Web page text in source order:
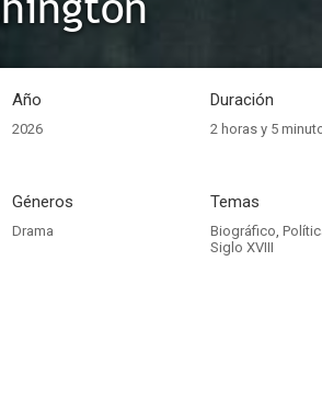
Año
2026
Duración
2 horas y 5
Géneros
Drama
Temas
Biográfico,
Siglo XVIII